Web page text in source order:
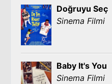
Doğruyu Seç
Sinema Filmi
Baby It's You
Sinema Filmi